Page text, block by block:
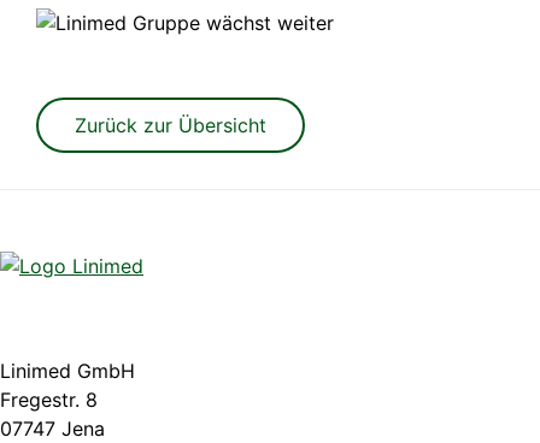
Zurück zur Übersicht
Linimed GmbH
Fregestr. 8
07747 Jena